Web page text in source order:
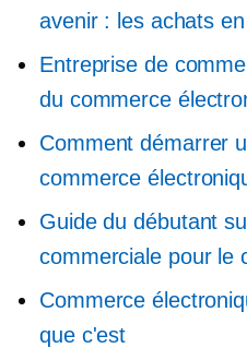
avenir : les achats
Entreprise de
du commerce
Comment démarrer
commerce
Guide du débutant
commerciale pour le
Commerce
que c'est